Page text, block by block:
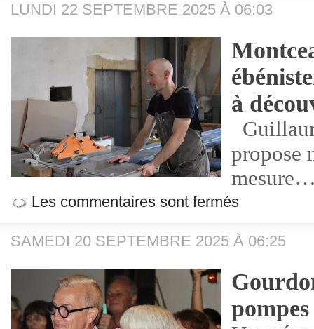
LUNDI 22 SEPTEMBRE 2025 À 06:03
à
propose
Les commentaires sont fermés
SAMEDI 20 SEPTEMBRE 2025 À 06:25